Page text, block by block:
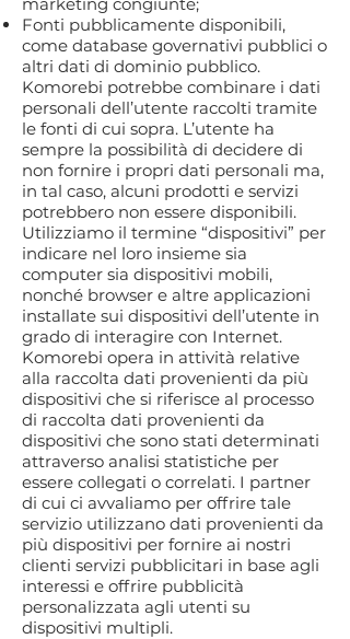
Fonti pubblicamente disponibili,
come database governativi pubblici o
altri dati di dominio pubblico.
Komorebi potrebbe combinare i dati
personali dell’utente raccolti tramite
le fonti di cui sopra. L’utente ha
sempre la possibilità di decidere di
non fornire i propri dati personali ma,
in tal caso, alcuni prodotti e servizi
potrebbero non essere disponibili.
Utilizziamo il termine “dispositivi” per
indicare nel loro insieme sia
computer sia dispositivi mobili,
nonché browser e altre applicazioni
installate sui dispositivi dell’utente in
grado di interagire con Internet.
Komorebi opera in attività relative
alla raccolta dati provenienti da più
dispositivi che si riferisce al processo
di raccolta dati provenienti da
dispositivi che sono stati determinati
attraverso analisi statistiche per
essere collegati o correlati. I partner
di cui ci avvaliamo per offrire tale
servizio utilizzano dati provenienti da
più dispositivi per fornire ai nostri
clienti servizi pubblicitari in base agli
interessi e offrire pubblicità
personalizzata agli utenti su
dispositivi multipli.